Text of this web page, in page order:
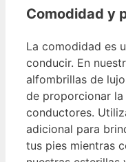
Comodidad y
La comodidad es
conducir. En
alfombrillas de
de proporcionar
conductores.
adicional para
tus pies mientras